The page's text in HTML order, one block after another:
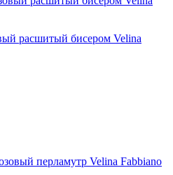
расшитый бисером Velina